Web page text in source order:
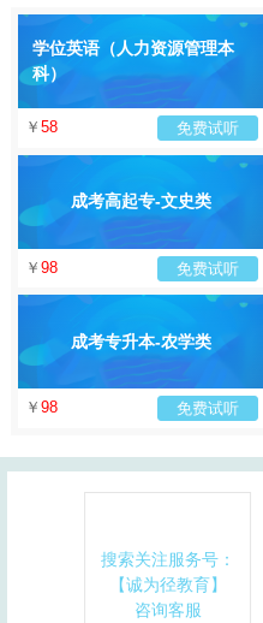
学位英语（人力资源管理本
科）
￥ 58 免费试听
成考高起专-文史类
￥ 98 免费试听
成考专升本-农学类
￥ 98 免费试听
搜索关注服务号：
【诚为径教育】
咨询客服